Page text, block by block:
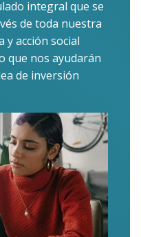
integral que se
de toda nuestra
y acción social
que nos ayudarán
de inversión